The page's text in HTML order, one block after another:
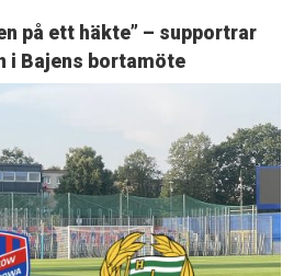
på ett häkte” – supportrar
i Bajens bortamöte